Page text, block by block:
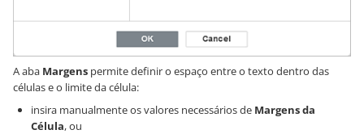
A aba Margens permite definir o espaço entre o texto dentro das
células e o limite da célula:
insira manualmente os valores necessários de Margens da
Célula, ou